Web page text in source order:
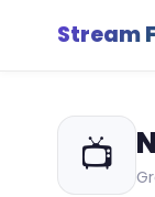
Stream
📺